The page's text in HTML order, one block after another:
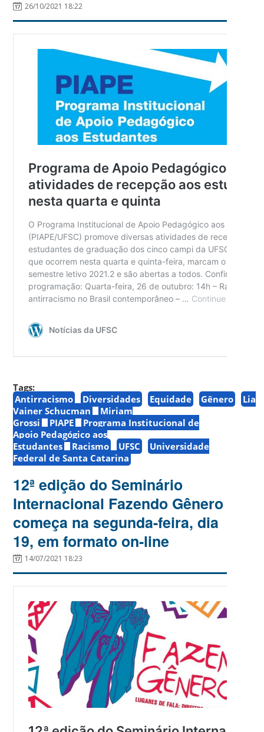
26/10/2021 18:22
Tags:
Antirracismo
Diversidades Equidade Gênero
Lia
Vainer Schucman
Miriam
Grossi
PIAPE
Programa Institucional de
Apoio Pedagógico aos
Estudantes
Racismo UFSC
Universidade
Federal de Santa Catarina
12ª edição do Seminário
Internacional Fazendo Gênero
começa na segunda-feira, dia
19, em formato on-line
14/07/2021 18:23